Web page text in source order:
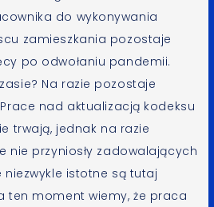
do wykonywania
zamieszkania pozostaje
po odwołaniu pandemii.
Na razie pozostaje
nad aktualizacją kodeksu
trwają, jednak na razie
nie przyniosły zadowalających
niezwykle istotne są tutaj
ten moment wiemy, że praca